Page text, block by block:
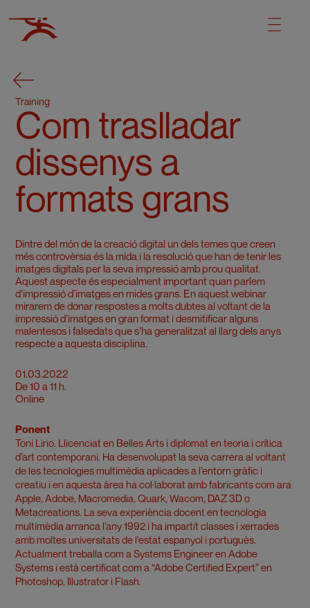
Training
Com traslladar
dissenys a
formats grans
Dintre del món de la creació digital un dels temes que creen
més controvèrsia és la mida i la resolució que han de tenir les
imatges digitals per la seva impressió amb prou qualitat.
Aquest aspecte és especialment important quan parlem
d’impressió d’imatges en mides grans. En aquest webinar
mirarem de donar respostes a molts dubtes al voltant de la
impressió d’imatges en gran format i desmitificar alguns
malentesos i falsedats que s’ha generalitzat al llarg dels anys
respecte a aquesta disciplina.
01.03.2022
De 10 a 11 h.
Online
Ponent
Toni Lirio. Llicenciat en Belles Arts i diplomat en teoria i crítica
d’art contemporani. Ha desenvolupat la seva carrera al voltant
de les tecnologies multimèdia aplicades a l’entorn gràfic i
creatiu i en aquesta àrea ha col·laborat amb fabricants com ara
Apple, Adobe, Macromedia, Quark, Wacom, DAZ 3D o
Metacreations. La seva experiència docent en tecnologia
multimèdia arranca l’any 1992 i ha impartit classes i xerrades
amb moltes universitats de l’estat espanyol i portuguès.
Actualment treballa com a Systems Engineer en Adobe
Systems i està certificat com a “Adobe Certified Expert” en
Photoshop, Illustrator i Flash.